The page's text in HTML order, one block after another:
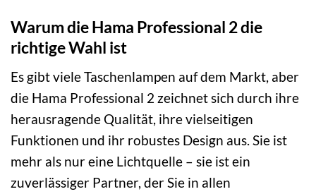
Warum die Hama Professional 2 die
richtige Wahl ist
Es gibt viele Taschenlampen auf dem Markt, aber
die Hama Professional 2 zeichnet sich durch ihre
herausragende Qualität, ihre vielseitigen
Funktionen und ihr robustes Design aus. Sie ist
mehr als nur eine Lichtquelle – sie ist ein
zuverlässiger Partner, der Sie in allen